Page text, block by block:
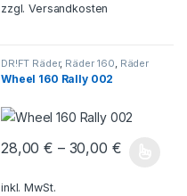
zzgl.Versandkosten
DR!FT Räder, Räder 160 Räder
Rally
Wheel 160 Rally 002
28,00€ – 30,00 €
inkl. MwSt.